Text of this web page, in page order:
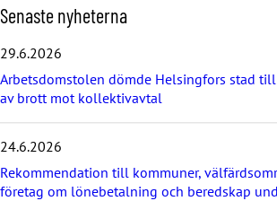
H
o
p
p
a
ö
v
r
d
e
Senaste nyheterna
29.6.2026
Arbetsdomstolen dömde Helsingfors stad
av brott mot kollektivavtal
24.6.2026
Rekommendation till kommuner,
företag om lönebetalning och beredskap